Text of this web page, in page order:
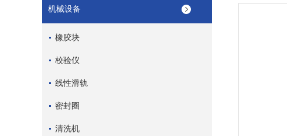
机械设备
橡胶块
校验仪
线性滑轨
密封圈
清洗机